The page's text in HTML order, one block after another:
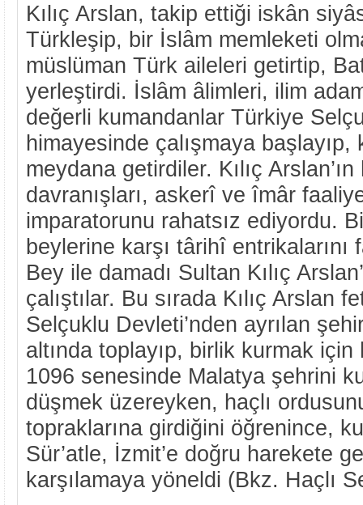
Kılıç Arslan, takip ettiği iskân
Türkleşip, bir İslâm memleketi
müslüman Türk aileleri getirtip,
yerleştirdi. İslâm âlimleri, ilim
değerli kumandanlar Türkiye
himayesinde çalışmaya başlayıp,
meydana getirdiler. Kılıç
davranışları, askerî ve îmâr
imparatorunu rahatsız ediyordu.
beylerine karşı târihî
Bey ile damadı Sultan Kılıç
çalıştılar. Bu sırada Kılıç Arslan
Selçuklu Devleti’nden ayrılan
altında toplayıp, birlik kurmak
1096 senesinde Malatya şehrini
düşmek üzereyken, haçlı
topraklarına girdiğini öğrenince,
Sür’atle, İzmit’e doğru harekete
karşılamaya yöneldi (Bkz. Haçlı